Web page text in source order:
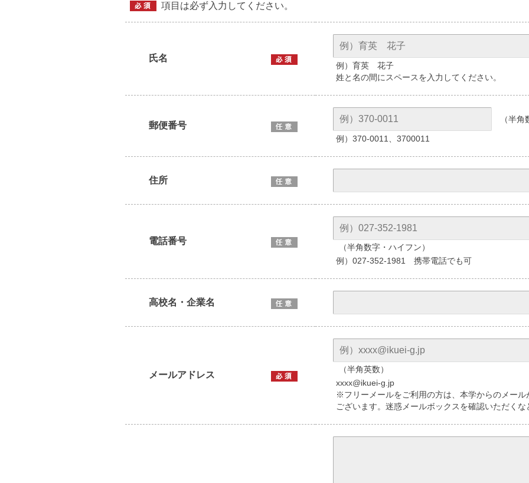
項目は必ず入力してください。
氏名
例）育英 花子
姓と名の間にスペースを入力してください。
郵便番号
（半
例）370-0011、3700011
住所
電話番号
（半角数字・ハイフン）
例）027-352-1981 携帯電話でも可
高校名・企業名
メールアドレス
（半角英数）
xxxx@ikuei-g.jp
※フリーメールをご利用の方は、本学からのメー
ございます。迷惑メールボックスを確認いただく